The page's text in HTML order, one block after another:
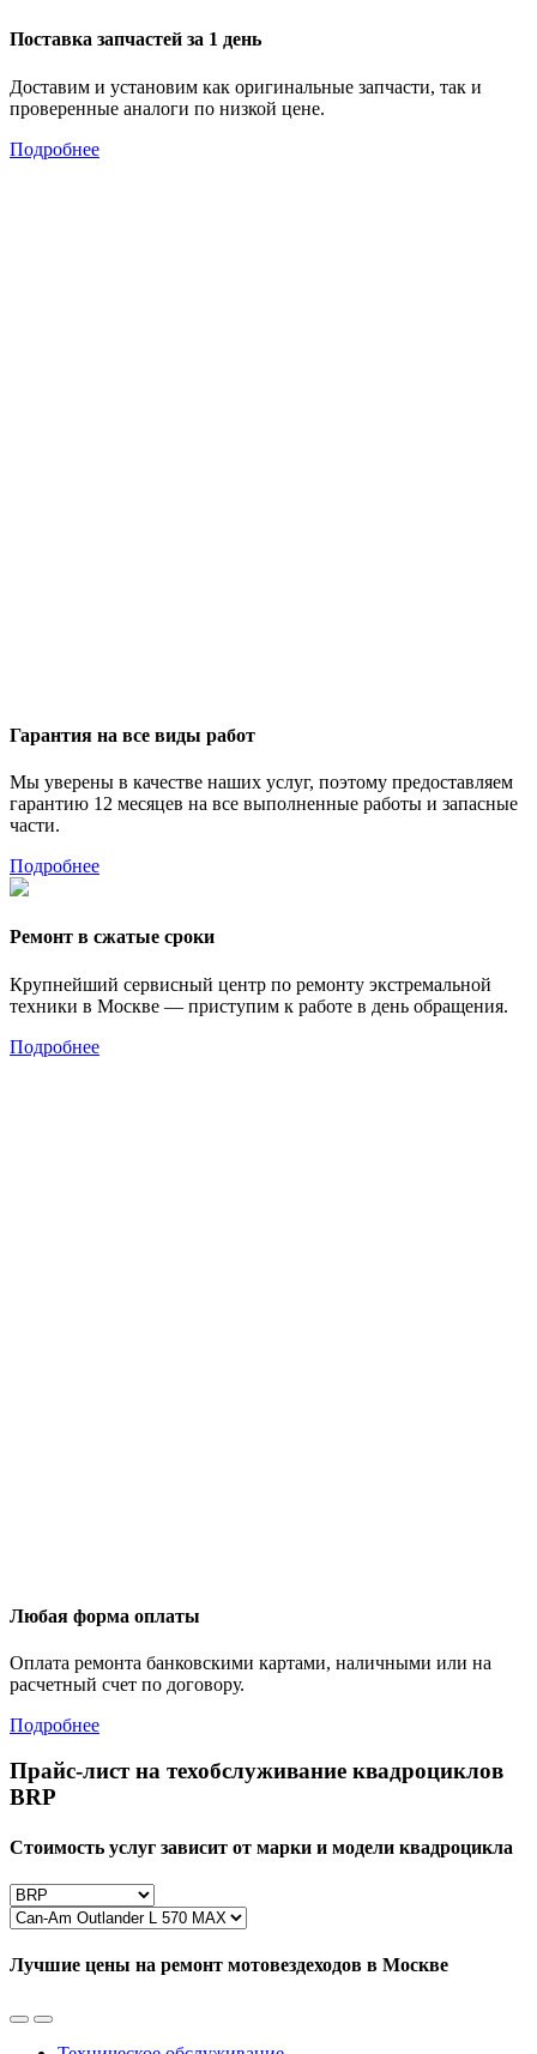
Поставка запчастей за 1 день
Доставим и установим как оригинальные запчасти, так и
проверенные аналоги по низкой цене.
Подробнее
Гарантия на все виды работ
Мы уверены в качестве наших услуг, поэтому предоставляем
гарантию 12 месяцев на все выполненные работы и запасные
части.
Подробнее
Ремонт в сжатые сроки
Крупнейший сервисный центр по ремонту экстремальной
техники в Москве — приступим к работе в день обращения.
Подробнее
Любая форма оплаты
Оплата ремонта банковскими картами, наличными или на
расчетный счет по договору.
Подробнее
Прайс-лист на техобслуживание квадроциклов
BRP
Стоимость услуг зависит от марки и модели квадроцикла
Лучшие цены на ремонт мотовездеходов в Москве